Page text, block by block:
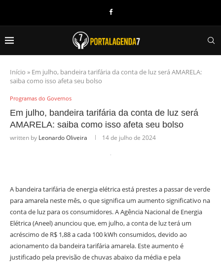
Início » Em julho, bandeira tarifária da conta de luz será AMARELA:
saiba como isso afeta seu bolso
Programas do Governos
Em julho, bandeira tarifária da conta de luz será
AMARELA: saiba como isso afeta seu bolso
written by Leonardo Oliveira 14 de julho de 2024
A bandeira tarifária de energia elétrica está prestes a passar de verde
para amarela neste mês, o que significa um aumento significativo na
conta de luz para os consumidores. A Agência Nacional de Energia
Elétrica (Aneel) anunciou que, em julho, a conta de luz terá um
acréscimo de R$ 1,88 a cada 100 kWh consumidos, devido ao
acionamento da bandeira tarifária amarela. Este aumento é
justificado pela previsão de chuvas abaixo da média e pela